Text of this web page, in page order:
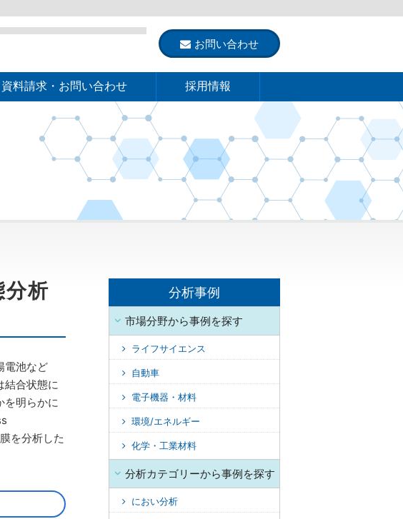
お問い合わせ
資料請求・お問い合わせ 採用情報
分析事例
市場分野から事例を探す
ライフサイエンス
自動車
電子機器・材料
環境/エネルギー
化学・工業材料
分析カテゴリーから事例を探す
におい分析
分析
電池など
結合状態に
を明らかに
を分析した